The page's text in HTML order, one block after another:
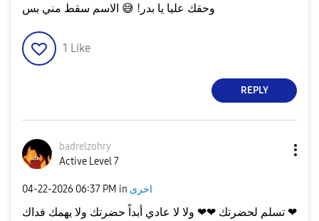
وحقك عليا يا بدر! 😅 الاسم سقط مني بس
1 Like
REPLY
badrelzohry
Active Level 7
‎04-22-2026 06:37 PM in اخرى
تسلم لحضرتك ❤❤ ولا لا عادي أبداً حضرتك ولا يهمك فداك ❤